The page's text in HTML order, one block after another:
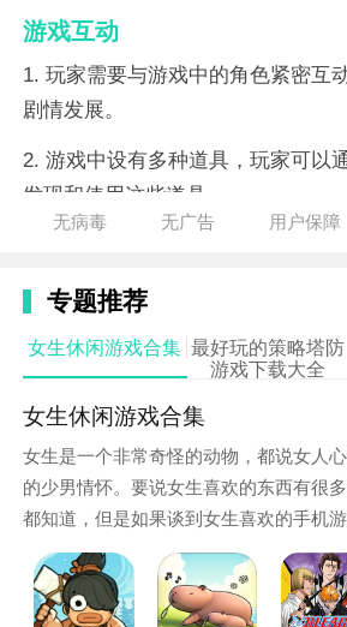
游戏互动
1. 玩家需要与游戏中的角色紧密互
剧情发展。
2. 游戏中设有多种道具，玩家可以
发现和使用这些道具。
道具等操作。
无病毒 无广告 用户保障
专题推荐
女生休闲游戏合集 最好玩的策略塔防
游戏下载大全
女生休闲游戏合集
女生是一个非常奇怪的动物，都说女人
的少男情怀。要说女生喜欢的东西有很
都知道，但是如果谈到女生喜欢的手机
点子上了。在女生游戏合集中，小编为
最受女生喜欢的游戏种类，不敢说是
会是让你不断点头的选择。如果你正在